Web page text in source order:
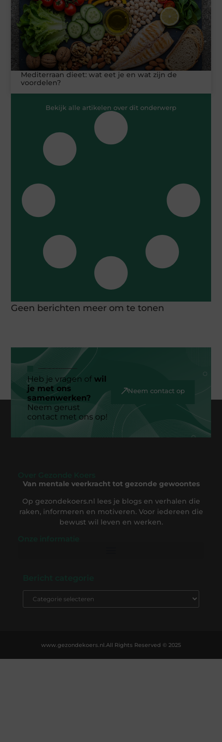
Mediterraan dieet: wat eet je en wat zijn de
voordelen?
Bekijk alle artikelen over dit onderwerp
Geen berichten meer om te tonen
Heb je vragen ofwil
je met ons
samenwerken?
Neem gerust
contact met ons op!
Neem contact op
Van mentale veerkracht tot gezonde gewoontes
Op gezondekoers.nl lees je blogs en verhalen die
raken, informeren en motiveren. Voor iedereen die
bewust wil leven en werken.
All Rights Reserved © 2025
www.gezondekoers.nl.